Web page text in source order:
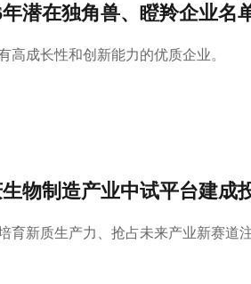
潜在独角兽、瞪羚企业名
高成长性和创新能力的优质企业。
物制造产业中试平台建成
育新质生产力、抢占未来产业新赛道